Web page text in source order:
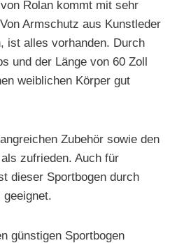
Rolan kommt mit sehr
Armschutz aus Kunstleder
ist alles vorhanden. Durch
und der Länge von 60 Zoll
weiblichen Körper gut
Zubehör sowie den
zufrieden. Auch für
dieser Sportbogen durch
günstigen Sportbogen